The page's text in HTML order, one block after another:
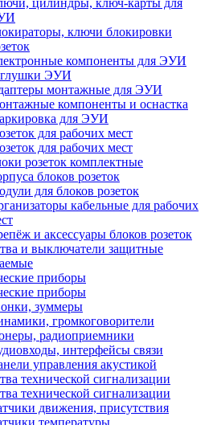
цилиндры, ключ-карты для
ключи блокировки
компоненты для ЭУИ
ЭУИ
монтажные для ЭУИ
компоненты и оснастка
для ЭУИ
для рабочих мест
для рабочих мест
розеток комплектные
блоков розеток
для блоков розеток
кабельные для рабочих
и аксессуары блоков розеток
и выключатели защитные
приборы
приборы
зуммеры
громкоговорители
радиоприемники
интерфейсы связи
управления акустикой
технической сигнализации
технической сигнализации
движения, присутствия
температуры